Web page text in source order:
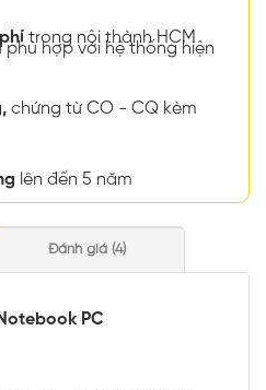
trong nội thành HCM
phù hợp với hệ thống hiện
chứng từ CO - CQ kèm
lên đến 5 năm
Đánh giá (4)
PC